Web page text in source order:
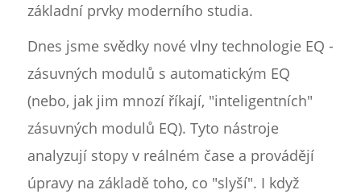
základní prvky moderního studia.
Dnes jsme svědky nové vlny technologie EQ -
zásuvných modulů s automatickým EQ
(nebo, jak jim mnozí říkají, "inteligentních"
zásuvných modulů EQ). Tyto nástroje
analyzují stopy v reálném čase a provádějí
úpravy na základě toho, co "slyší". I když